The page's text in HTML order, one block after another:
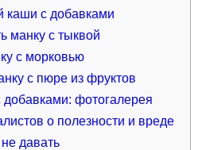
каши с добавками
манку с тыквой
с морковью
с пюре из фруктов
фотогалерея
о полезности и вреде
давать